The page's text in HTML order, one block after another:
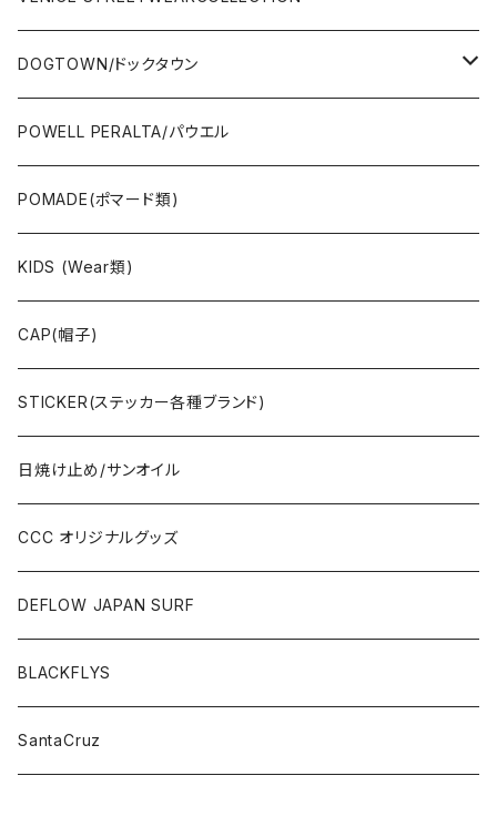
OTHERS(スケボー小物/ステッカー類)
JAYADAMS/ジェイアダムス
DOGTOWN/ドックタウン
WEAR(衣類)
Deck(スケートデッキ)
CAP/HAT(キャップ類)
OTHERS(ドックタウン小物)
POWELL PERALTA/パウエル
POMADE(ポマード類)
KIDS (Wear類)
CAP(帽子)
STICKER(ステッカー各種ブランド)
日焼け止め/サンオイル
CCC オリジナルグッズ
DEFLOW JAPAN SURF
BLACKFLYS
SantaCruz